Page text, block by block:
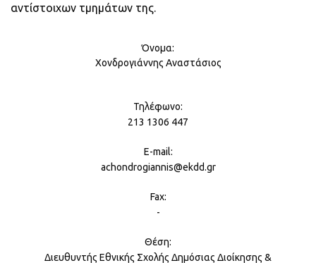
αντίστοιχων τμημάτων της.
Χονδρογιάννης Αναστάσιος
213 1306 447
achondrogiannis@ekdd.gr
-
Διευθυντής Εθνικής Σχολής Δημόσιας Διοίκησης &